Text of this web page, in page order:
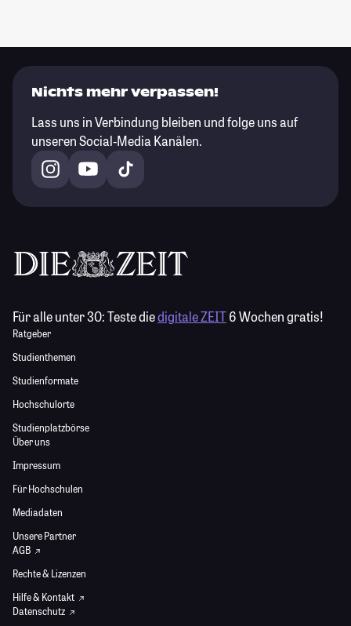
Nichts mehr verpassen!
Lass uns in Verbindung bleiben und folge uns auf
unseren Social-Media Kanälen.
Für alle unter 30:Teste diedigitale ZEIT6 Wochen gratis!
Ratgeber
Studienthemen
Studienformate
Hochschulorte
Studienplatzbörse
Über uns
Impressum
Für Hochschulen
Mediadaten
Unsere Partner
AGB
Rechte & Lizenzen
Hilfe & Kontakt
Datenschutz